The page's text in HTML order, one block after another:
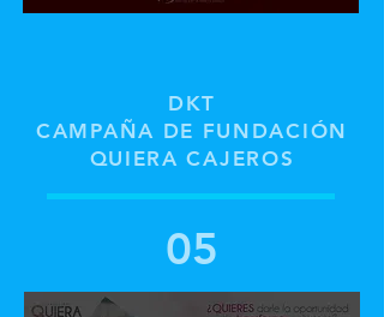
DKT
CAMPAÑA DE FUNDACIÓN
QUIERA CAJEROS
05